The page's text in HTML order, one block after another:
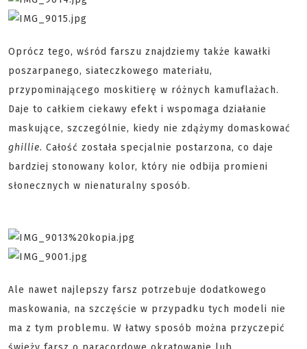
Oprócz tego, wśród farszu znajdziemy także kawałki
poszarpanego, siateczkowego materiału,
przypominającego moskitierę w różnych kamuflażach.
Daje to całkiem ciekawy efekt i wspomaga działanie
maskujące, szczególnie, kiedy nie zdążymy domaskować
ghillie. Całość została specjalnie postarzona, co daje
bardziej stonowany kolor, który nie odbija promieni
słonecznych w nienaturalny sposób.
Ale nawet najlepszy farsz potrzebuje dodatkowego
maskowania, na szczęście w przypadku tych modeli nie
ma z tym problemu. W łatwy sposób można przyczepić